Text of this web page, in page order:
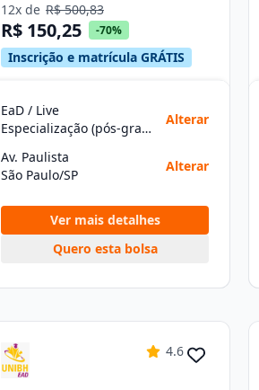
12x de R$ 500,83
R$ 150,25 -70%
Inscrição e matrícula GRÁTIS
EaD / Live
Especialização (pós-graduação)
Alterar
Av. Paulista
São Paulo/SP
Alterar
Ver mais detalhes
Quero esta bolsa
4.6